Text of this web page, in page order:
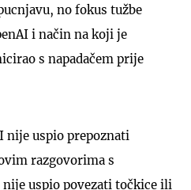
no fokus tužbe
i način na koji je
s napadačem prije
nije uspio prepoznati
razgovorima s
uspio povezati točkice ili